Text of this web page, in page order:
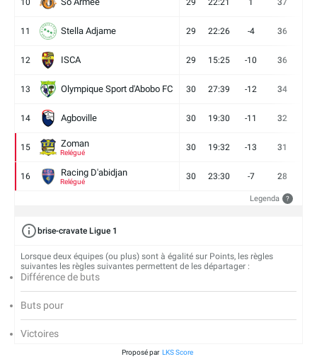
10 29 22:21 1 37
11 Stella Adjame 29 22:26 -4 36
12 ISCA 29 15:25 -10 36
13 Olympique Sport d'Abobo FC 30 27:39 -12 34
14 Agboville 30 19:30 -11 32
15 Zoman
Relégué
30 19:32 -13 31
16 Racing D'abidjan
Relégué
30 23:30 -7 28
Legenda ?
brise-cravate Ligue 1
Lorsque deux équipes (ou plus) sont à égalité sur Points, les règles
suivantes les règles suivantes permettent de les départager :
Différence de buts
Buts pour
Victoires
Proposé par LKS Score